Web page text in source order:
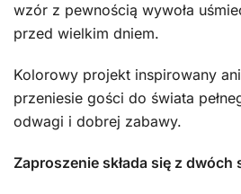
wzór z pewnością wywoła
przed wielkim dniem.
Kolorowy projekt inspirowany
przeniesie gości do świata
odwagi i dobrej zabawy.
Zaproszenie składa się z dwóch